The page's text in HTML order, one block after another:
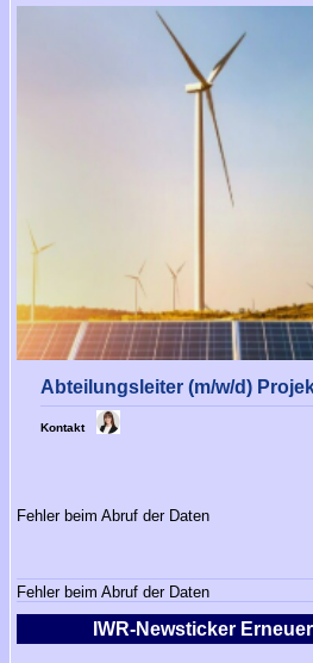
IWR-Newsticker
Abteilungsleiter (m/w/d)
Kontakt
Fehler beim Abruf der Daten
Fehler beim Abruf der Daten